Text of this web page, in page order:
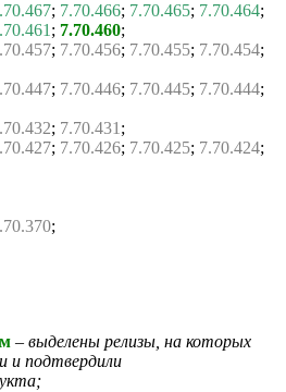
; 7.70.466; 7.70.465; 7.70.464;
; 7.70.460;
; 7.70.456; 7.70.455; 7.70.454;
; 7.70.446; 7.70.445; 7.70.444;
; 7.70.431 ;
; 7.70.426; 7.70.425; 7.70.424;
;
– выделены релизы, на которых
и подтвердили